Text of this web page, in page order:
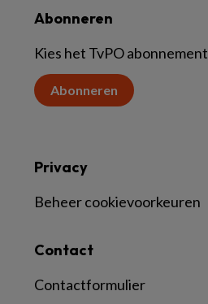
Abonneren
Kies het TvPO abonnement
Abonneren
Contact
Contactformulier
Privacy
Beheer cookievoorkeuren